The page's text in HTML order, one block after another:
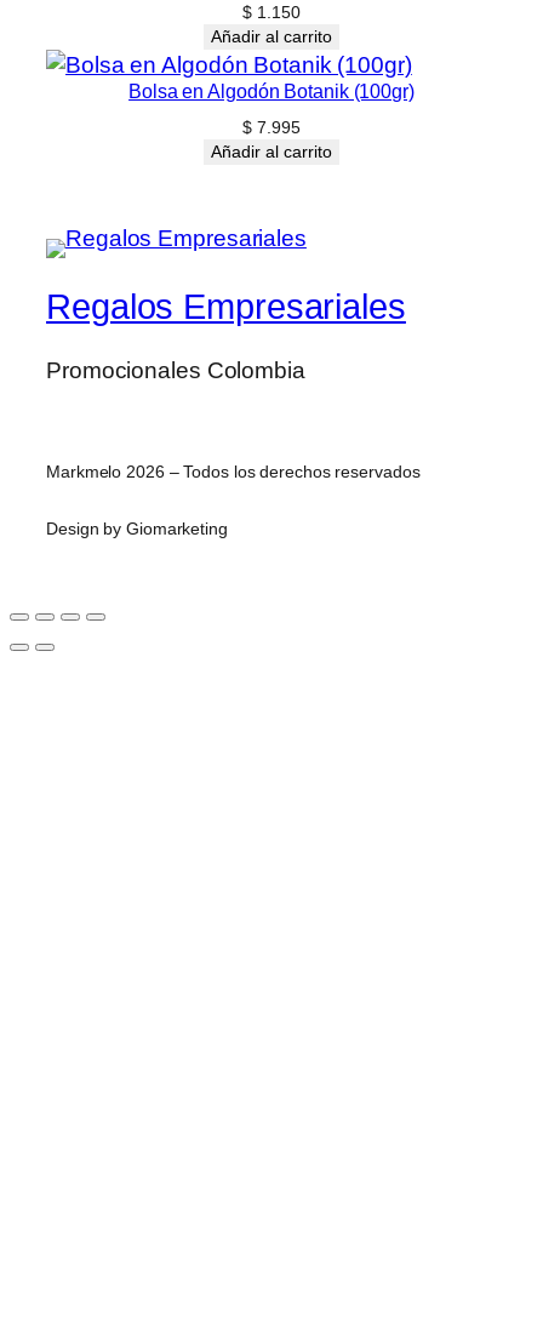
$ 1.150
Añadir al carrito
Bolsa en Algodón Botanik (100gr)
$ 7.995
Añadir al carrito
Regalos Empresariales
Promocionales Colombia
Markmelo 2026 – Todos los derechos reservados
Design by Giomarketing